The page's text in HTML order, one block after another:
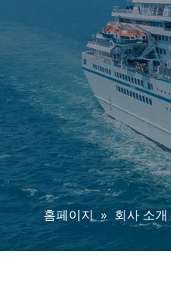
홈페이지 » 회사 소개